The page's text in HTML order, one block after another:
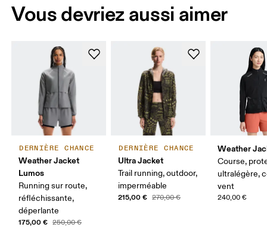
Vous devriez aussi aimer
DERNIÈRE CHANCE
Weather Jacket
Lumos
Running sur route,
réfléchissante,
déperlante
175,00 € 250,00 €
DERNIÈRE CHANCE
Ultra Jacket
Trail running, outdoor,
imperméable
215,00 € 270,00 €
Weather
Course,
ultralégère,
vent
240,00 €